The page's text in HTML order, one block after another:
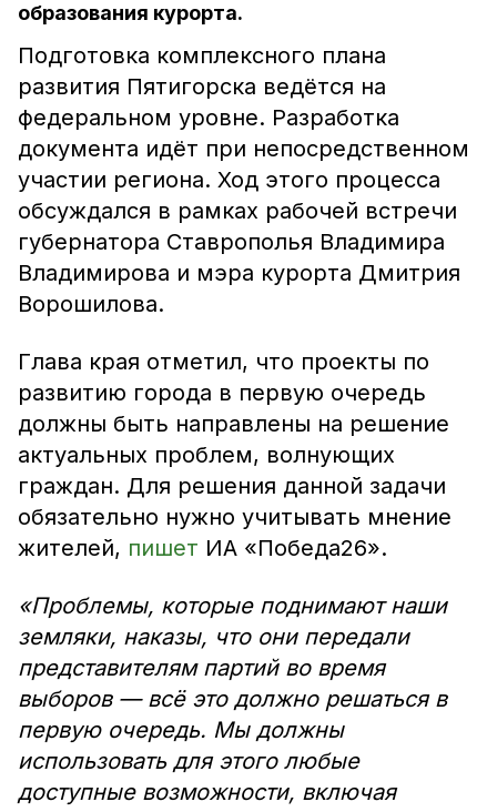
образования курорта.
Подготовка комплексного плана
развития Пятигорска ведётся на
федеральном уровне. Разработка
документа идёт при непосредственном
участии региона. Ход этого процесса
обсуждался в рамках рабочей встречи
губернатора Ставрополья Владимира
Владимирова и мэра курорта Дмитрия
Ворошилова.
Глава края отметил, что проекты по
развитию города в первую очередь
должны быть направлены на решение
актуальных проблем, волнующих
граждан. Для решения данной задачи
обязательно нужно учитывать мнение
жителей, пишет ИА «Победа26».
«Проблемы, которые поднимают наши
земляки, наказы, что они передали
представителям партий во время
выборов — всё это должно решаться в
первую очередь. Мы должны
использовать для этого любые
доступные возможности, включая